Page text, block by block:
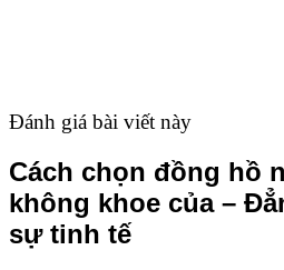
Đánh giá bài viết này
Cách chọn đồng hồ
không khoe của –
sự tinh tế